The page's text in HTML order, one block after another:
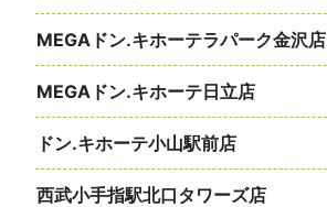
MEGAドン.キホーテラパーク金沢店
MEGAドン.キホーテ日立店
ドン.キホーテ小山駅前店
西武小手指駅北口タワーズ店